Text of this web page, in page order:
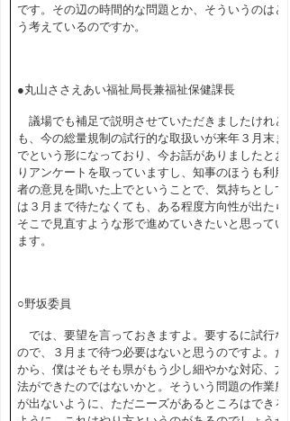
です。その辺の時間的な問題とか、そういうのはど
う考えているのですか。
●丸山ささえあい福祉局長兼福祉保健課長
議場でも補足で説明させていただきましたけれど
も、今の総量規制の試行的な取扱いが来年３月末ま
でという形になっており、今お話がありましたとお
りアンケートを取っていますし、知事のほうも利用
者の意見を聞いた上でということで、気持ちとして
は３月まで待たなくても、ある程度方向性が出たら
そこで見直すような形で進めていきたいと思ってい
ます。
○野坂委員
では、要望を言っておきますよ。要するに試行な
ので、３月まで待つ必要はないと思うのですよ。だ
から、僕はそもそも県がもう少し細やかな対応、方
法ができたのではないかと。そういう問題の作業所
が出ないように、ただニーズがあるところはできる